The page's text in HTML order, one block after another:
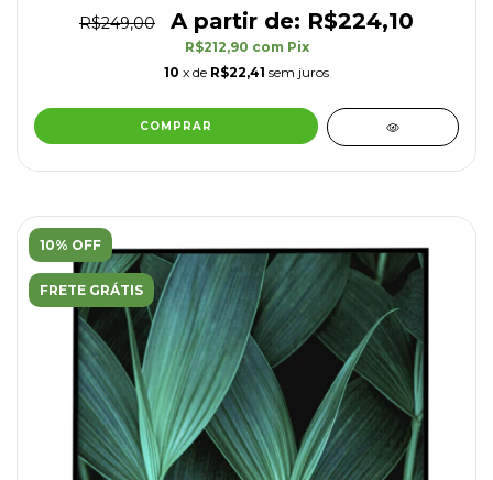
R$249,00 R$224,10
R$212,90 com Pix
10 x de R$22,41 sem juros
COMPRAR
10% OFF
FRETE GRÁTIS